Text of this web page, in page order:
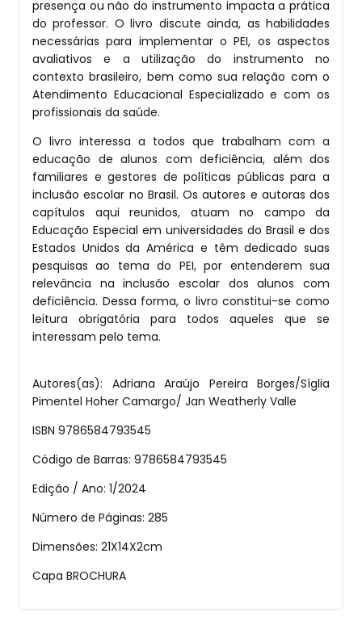
presença ou não do instrumento impacta a prática
do professor. O livro discute ainda, as habilidades
necessárias para implementar o PEI, os aspectos
avaliativos e a utilização do instrumento no
contexto brasileiro, bem como sua relação com o
Atendimento Educacional Especializado e com os
profissionais da saúde.
O livro interessa a todos que trabalham com a
educação de alunos com deficiência, além dos
familiares e gestores de políticas públicas para a
inclusão escolar no Brasil. Os autores e autoras dos
capítulos aqui reunidos, atuam no campo da
Educação Especial em universidades do Brasil e dos
Estados Unidos da América e têm dedicado suas
pesquisas ao tema do PEI, por entenderem sua
relevância na inclusão escolar dos alunos com
deficiência. Dessa forma, o livro constitui-se como
leitura obrigatória para todos aqueles que se
interessam pelo tema.
Autores(as): Adriana Araújo Pereira Borges/Síglia
Pimentel Hoher Camargo/ Jan Weatherly Valle
ISBN 9786584793545
Código de Barras: 9786584793545
Edição / Ano: 1/2024
Número de Páginas: 285
Dimensões: 21X14X2cm
Capa BROCHURA